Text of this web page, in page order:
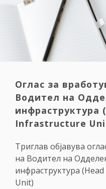
Оглас за
Водител на
инфраструктура
Infrastructure
Триглав објавува
на Водител на
инфраструктура
Unit)